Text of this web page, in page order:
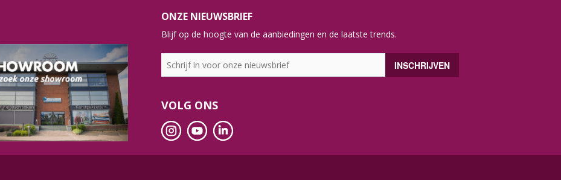
ONZE NIEUWSBRIEF
Blijf op de hoogte van de aanbiedingen en de laatste trends.
VOLG ONS